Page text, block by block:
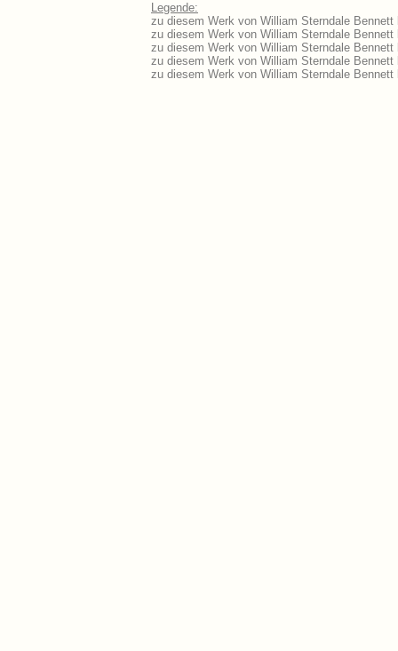
Legende:
zu diesem Werk von William Sterndale
zu diesem Werk von William Sterndale
zu diesem Werk von William Sterndale
zu diesem Werk von William Sterndale
zu diesem Werk von William Sterndale